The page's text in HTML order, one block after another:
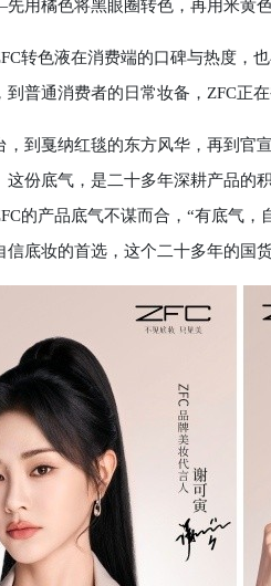
用橘色将黑眼圈转色，再用米黄
色液在消费端的口碑与热度，
普通消费者的日常妆备，ZFC正
戛纳红毯的东方风华，再到官
份底气，是二十多年深耕产品的
的产品底气不谋而合，“有底气
底妆的首选，这个二十多年的国